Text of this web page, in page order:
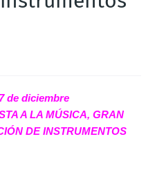
de diciembre
A LA MÚSICA, GRAN
DE INSTRUMENTOS